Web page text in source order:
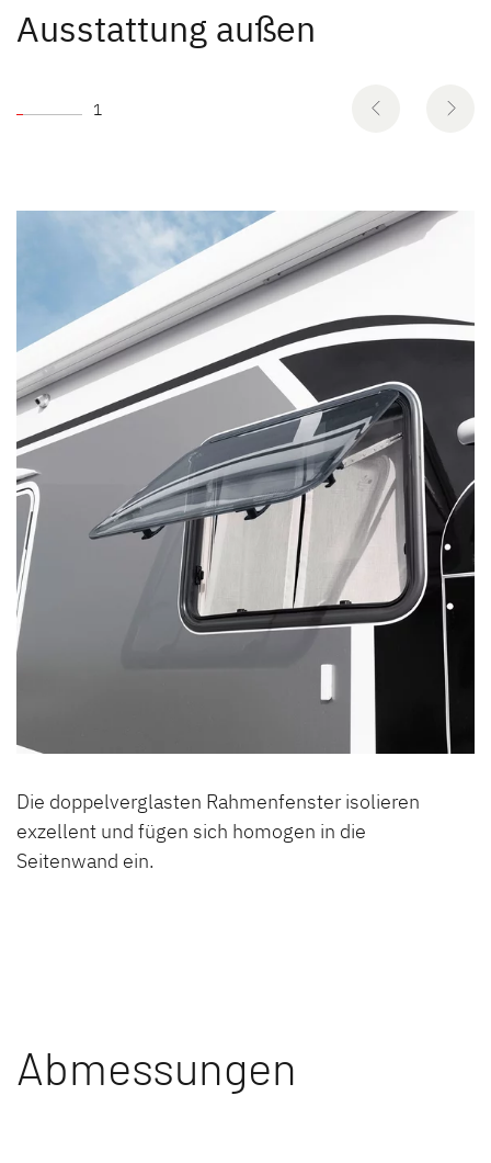
Ausstattung außen
1
Die doppelverglasten Rahmenfenster isolieren
exzellent und fügen sich homogen in die
Seitenwand ein.
Abmessungen